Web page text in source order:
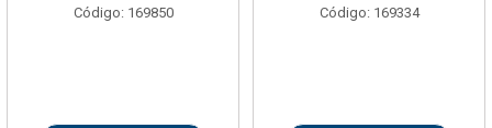
Código: 169850 Código: 169334